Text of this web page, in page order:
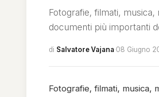
Fotografie, filmati,
documenti più importanti
di Salvatore Vajana·08 Giugno
Fotografie, filmati, musica,